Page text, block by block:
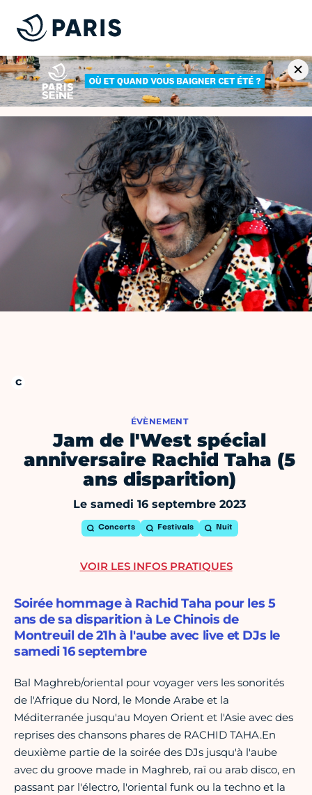
ÉVÈNEMENT
Jam de l'West spécial
anniversaire Rachid Taha (5
ans disparition)
Le samedi 16 septembre 2023
Concerts Festivals Nuit
Soirée hommage à Rachid Taha pour les 5
ans de sa disparition à Le Chinois de
Montreuil de 21h à l'aube avec live et DJs le
samedi 16 septembre
Bal Maghreb/oriental pour voyager vers les sonorités
de l'Afrique du Nord, le Monde Arabe et la
Méditerranée jusqu'au Moyen Orient et l'Asie avec des
reprises des chansons phares de RACHID TAHA.En
deuxième partie de la soirée des DJs jusqu'à l'aube
avec du groove made in Maghreb, raï ou arab disco, en
passant par l'électro, l'oriental funk ou la techno et la
VOIR LES INFOS PRATIQUES